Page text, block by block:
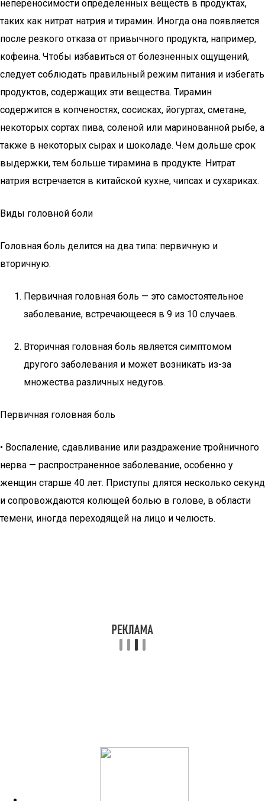
непереносимости определенных веществ в продуктах,
таких как нитрат натрия и тирамин. Иногда она появляется
после резкого отказа от привычного продукта, например,
кофеина. Чтобы избавиться от болезненных ощущений,
следует соблюдать правильный режим питания и избегать
продуктов, содержащих эти вещества. Тирамин
содержится в копченостях, сосисках, йогуртах, сметане,
некоторых сортах пива, соленой или маринованной рыбе, а
также в некоторых сырах и шоколаде. Чем дольше срок
выдержки, тем больше тирамина в продукте. Нитрат
натрия встречается в китайской кухне, чипсах и сухариках.
Виды головной боли
Головная боль делится на два типа: первичную и
вторичную.
Первичная головная боль — это самостоятельное
заболевание, встречающееся в 9 из 10 случаев.
Вторичная головная боль является симптомом
другого заболевания и может возникать из-за
множества различных недугов.
Первичная головная боль
• Воспаление, сдавливание или раздражение тройничного
нерва — распространенное заболевание, особенно у
женщин старше 40 лет. Приступы длятся несколько секунд
и сопровождаются колющей болью в голове, в области
темени, иногда переходящей на лицо и челюсть.